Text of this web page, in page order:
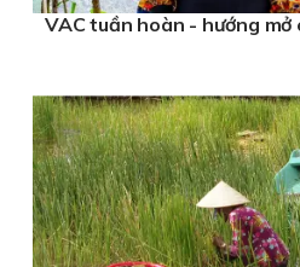
VAC tuần hoàn - hướng